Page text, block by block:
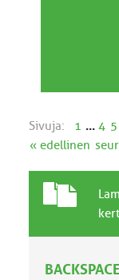
Sivuja: 1 ... 4 5
« edellinen
a
a
A
i
BACKSPACE